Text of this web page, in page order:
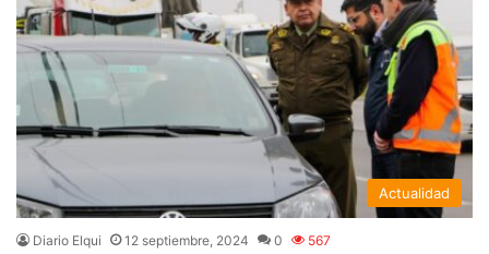
Actualidad
Diario Elqui 12 septiembre, 2024 0 567